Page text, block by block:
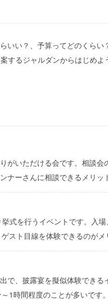
いい？、予算ってどのくら
するジャルダンからはじめよ
がいただける会です。相談
ナーさんに相談できるメリッ
式を行うイベントです。入
スト目線を体験できるのが
で、披露宴を擬似体験でき
1時間程度のことが多いで